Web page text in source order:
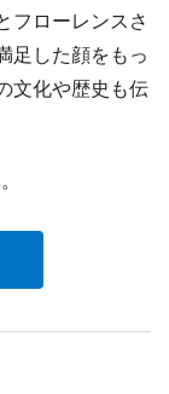
フローレンスさ
足した顔をもっ
文化や歴史も伝